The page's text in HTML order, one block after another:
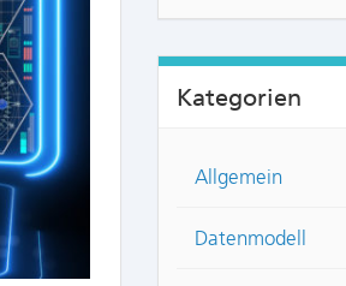
Kategorien
Allgemein
Datenmodell